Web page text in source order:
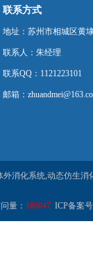
联系方式
地址：苏州市相城区黄
联系人：朱经理
联系QQ：1121223101
邮箱：
外消化系统,动态仿生消
量： 186647 ICP备案